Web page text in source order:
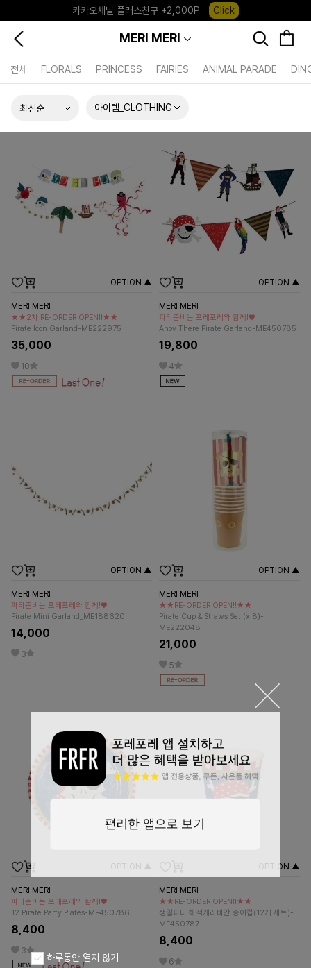
카카오채널 플러스친구 +2,000P
Click
포레포레 앱 다운로드 +3,000P
MERI MERI
전체 FLORALS PRINCESS FAIRIES ANIMAL PARADE
아이템_CLOTHING
OPTION ▲
MERI MERI
★★2차 RE-ORDER OPEN!!★★
Pirate Icon Garland-ME222975
35,000
10
OPTION ▲
MERI MERI
파티준비는 포레포레와 함께!♥
Ahoy There Pirate Garland-ME450785
19,800
4
OPTION ▲
MERI MERI
파티준비는 포레포레와 함께!♥
Pirate Mini Garland_ME188620
14,000
3
OPTION ▲
MERI MERI
★★RE-ORDER OPEN!!★★
Pirate Cup & Straws Set (x 8)-
ME222048
21,000
5
OPTION ▲
MERI MERI
파티준비는 포레포레와 함께!♥
12 Pirate Party Plates-ME450786
8,400
3
OPTION ▲
MERI MERI
★★RE-ORDER OPEN!!★★
생일파티 해적캐리비안 종이컵(12개 세트)-
ME450787
8,400
6
하루동안 열지 않기